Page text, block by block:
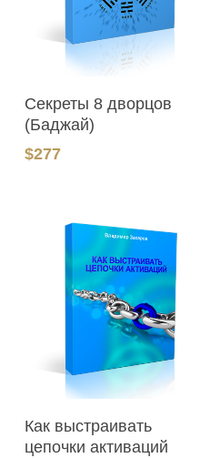
Секреты 8 дворцов
(Баджай)
$277
Как выстраивать
цепочки активаций